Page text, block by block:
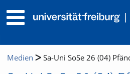
Medien Sa-Uni SoSe 26 (04)